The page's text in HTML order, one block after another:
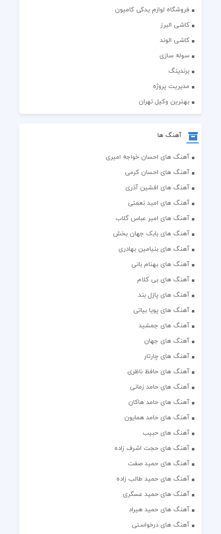
فروشگاه لوازم یدکی کامیون
کاشی البرز
کاشی الوند
سوله سازی
برندینگ
مدیریت پروژه
بهترین وکیل تهران
آهنگ ها
آهنگ های احسان خواجه امیری
آهنگ های احسان کرمی
آهنگ های افشین آذری
آهنگ های امید نعمتی
آهنگ های امیر عباس گلاب
آهنگ های بابک جهان بخش
آهنگ های بنیامین بهادری
آهنگ های بهنام بانی
آهنگ های بی کلام
آهنگ های پازل بند
آهنگ های پویا بیاتی
آهنگ های جمشید
آهنگ های جهان
آهنگ های چارتار
آهنگ های حافظ ناظری
آهنگ های حامد زمانی
آهنگ های حامد هاکان
آهنگ های حامد همایون
آهنگ های حبیب
آهنگ های حجت اشرف زاده
آهنگ های حمید صفت
آهنگ های حمید طالب زاده
آهنگ های حمید عسگری
آهنگ های حمید هیراد
آهنگ های درخواستی